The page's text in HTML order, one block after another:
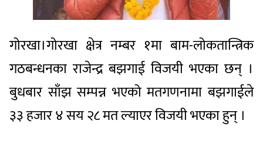
गोरखा।गोरखा क्षेत्र नम्बर १मा बाम-लोकतान्त्रिक
गठबन्धनका राजेन्द्र बझगाई विजयी भएका छन् ।
बुधबार साँझ सम्पन्न भएको मतगणनामा बझगाईले
३३ हजार ४ सय २८ मत ल्याएर विजयी भएका हुन् ।